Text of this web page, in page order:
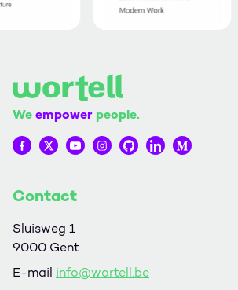
Weempower people.
Wortell op Facebook
Wortell op Twitter
Wortell op YouTube
Wortell op Instagram
Wortell op Github
Wortell op
Wortell
Contact
Sluisweg 1
9000 Gent
E-mail info@wortell.be